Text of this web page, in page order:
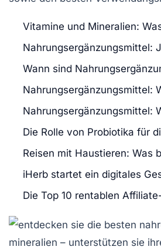
Vitamine und Mineralien:
Nahrungsergänzungsmittel:
Wann sind
Nahrungsergänzungsmittel:
Nahrungsergänzungsmittel:
Die Rolle von Probiotika für
Reisen mit Haustieren: Was
iHerb startet ein digitales
Die Top 10 rentablen